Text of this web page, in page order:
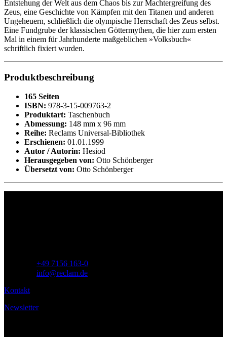
Entstehung der Welt aus dem Chaos bis zur Machtergreifung des
Zeus, eine Geschichte von Kämpfen mit den Titanen und anderen
Ungeheuern, schließlich die olympische Herrschaft des Zeus selbst.
Eine Fundgrube der klassischen Göttermythen, die hier zum ersten
Mal in einem für Jahrhunderte maßgeblichen »Volksbuch«
schriftlich fixiert wurden.
Produktbeschreibung
165 Seiten
ISBN: 978-3-15-009763-2
Produktart: Taschenbuch
Abmessung: 148 mm x 96 mm
Reihe: Reclams Universal-Bibliothek
Erschienen: 01.01.1999
Autor / Autorin: Hesiod
Herausgegeben von: Otto Schönberger
Übersetzt von: Otto Schönberger
+49 7156 163-0
info@reclam.de
Kontakt
Newsletter